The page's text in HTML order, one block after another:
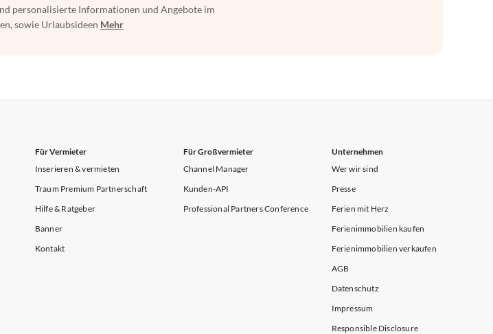
personalisierte Informationen und Angebote im
sowie Urlaubsideen Mehr
Für Vermieter
Inserieren & vermieten
Traum Premium Partnerschaft
Hilfe & Ratgeber
Banner
Kontakt
Für Großvermieter
Channel Manager
Kunden-API
Professional Partners Conference
Unternehmen
Wer wir sind
Presse
Ferien mit Herz
Ferienimmobilien kaufen
Ferienimmobilien verkaufen
AGB
Datenschutz
Impressum
Responsible Disclosure